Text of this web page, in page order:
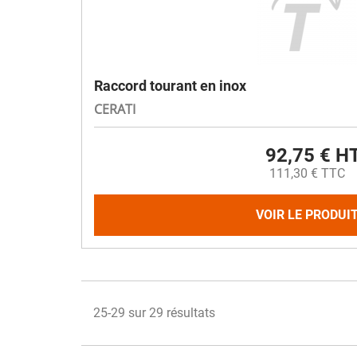
Raccord tourant en inox
CERATI
92,75 €
111,30 € TTC
VOIR LE
25-29 sur 29 résultats